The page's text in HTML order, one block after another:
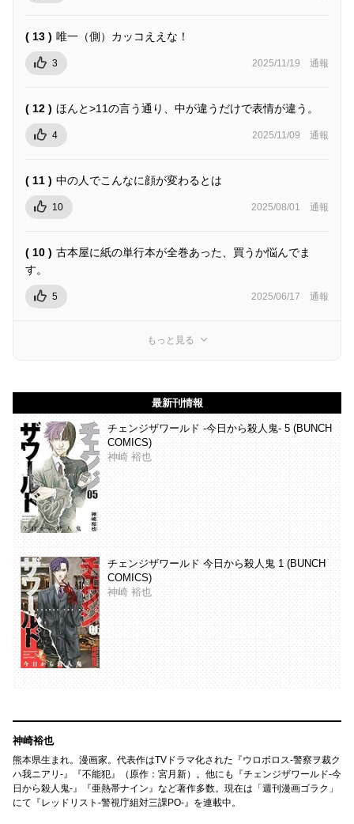
( 13 ) 唯一（側）カッコええな！
3 2025/11/19 通報
( 12 ) ほんと>11の言う通り、中が違うだけで表情が違う。
4 2025/11/09 通報
( 11 ) 中の人でこんなに顔が変わるとは
10 2025/08/01 通報
( 10 ) 古本屋に紙の単行本が全巻あった、買うか悩んでま
す。
5 2025/06/17 通報
もっと見る
最新刊情報
チェンジザワールド -今日から殺人鬼- 5 (BUNCH
COMICS)
神崎 裕也
チェンジザワールド 今日から殺人鬼 1 (BUNCH
COMICS)
神崎 裕也
神崎裕也
熊本県生まれ。漫画家。代表作はTVドラマ化された『ウロボロス-警察ヲ裁ク
ハ我ニアリ-』『不能犯』（原作：宮月新）。他にも『チェンジザワールド-今
日から殺人鬼-』『亜熱帯ナイン』など著作多数。現在は「週刊漫画ゴラク」
にて『レッドリスト-警視庁組対三課PO-』を連載中。